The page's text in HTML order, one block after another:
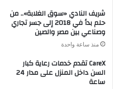
شريف النادي «سوق الغلابة».. من
حلم بدأ في 2018 إلى جسر تجاري
وصناعي بين مصر والصين
منذ ساعة واحدة
CareX تقدم خدمات رعاية كبار
السن داخل المنزل على مدار 24
ساعة